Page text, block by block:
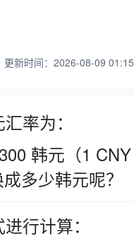
更新时间：2026-08-09
率为：
韩元（1
多少韩元呢？
行计算：